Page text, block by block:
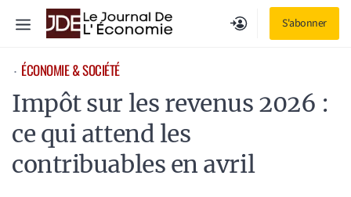
S'abonner
Menu
⋅ ÉCONOMIE & SOCIÉTÉ
Impôt sur les revenus 2026 :
ce qui attend les
contribuables en avril